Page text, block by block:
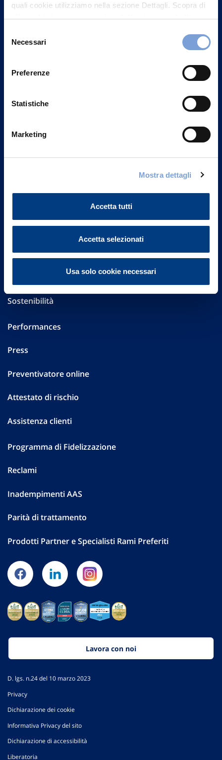
quali cookie utilizziamo nella sezione Dettagli. Scopra di
più su chi siamo, come può contattarci e come trattiamo i
può trovare nel footer del sito nella sezione "Informativa
delNecessari
Preferenze
Statistiche
Marketing
Mostra dettagli
Accetta tutti
Accetta selezionati
Usa solo cookie necessari
Via Ignazio Gardella, 2
Governance
Investor Relations
Altre informazioni
Sostenibilità
Performances
Press
Preventivatore online
Attestato di rischio
Assistenza clienti
Programma di Fidelizzazione
Reclami
Inadempimenti AAS
Parità di trattamento
Prodotti Partner e Specialisti Rami Preferiti
Lavora con noi
D. lgs. n.24 del 10 marzo 2023
Privacy
Dichiarazione dei cookie
Informativa Privacy del sito
Dichiarazione di accessibilità
Liberatoria